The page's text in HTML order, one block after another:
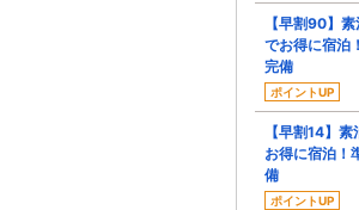
【早割90】
でお得に宿泊
完備
ポイントUP
【早割14】
お得に宿泊！
備
ポイントUP